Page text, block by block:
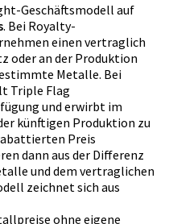
Geschäftsmodell auf
. Bei Royalty-
einen vertraglich
oder an der Produktion
Metalle. Bei
Triple Flag
und erwirbt im
künftigen Produktion zu
Preis
dann aus der Differenz
und dem vertraglichen
zeichnet sich aus
ohne eigene